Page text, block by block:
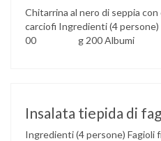
Chitarrina al nero di seppia con
carciofi Ingredienti (4 persone)
00 g 200 Albumi
Insalata tiepida di
Ingredienti (4 persone)